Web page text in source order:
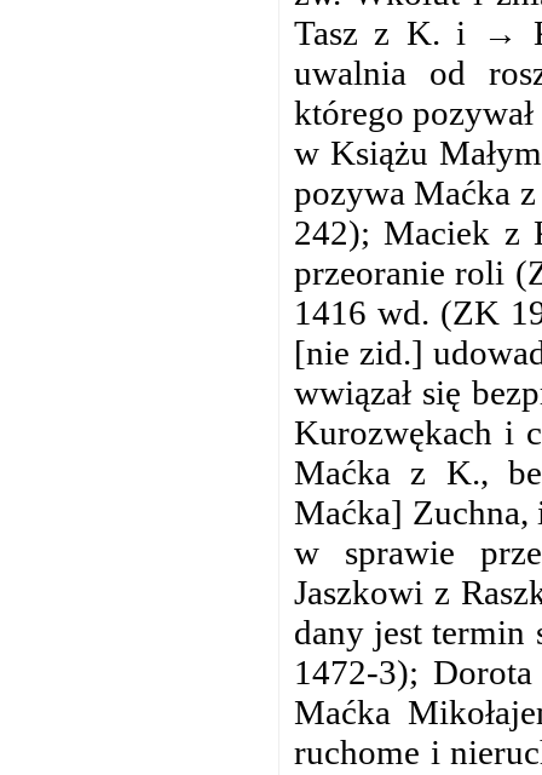
Tasz z K. i →
uwalnia od
którego
w Książu
pozywa Maćka
242); Maciek z
przeoranie roli
1416 wd. (ZK
[nie zid.]
wwiązał się
Kurozwękach i
Maćka z K.,
Maćka] Zuchna,
w sprawie
Jaszkowi z
dany jest termin
1472-3);
Maćka
ruchome i